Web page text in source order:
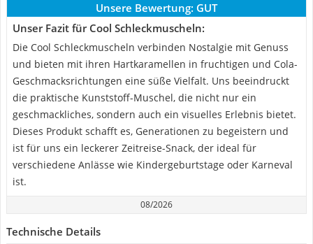
Unsere Bewertung: GUT
Unser Fazit für Cool Schleckmuscheln:
Die Cool Schleckmuscheln verbinden Nostalgie mit Genuss
und bieten mit ihren Hartkaramellen in fruchtigen und Cola-
Geschmacksrichtungen eine süße Vielfalt. Uns beeindruckt
die praktische Kunststoff-Muschel, die nicht nur ein
geschmackliches, sondern auch ein visuelles Erlebnis bietet.
Dieses Produkt schafft es, Generationen zu begeistern und
ist für uns ein leckerer Zeitreise-Snack, der ideal für
verschiedene Anlässe wie Kindergeburtstage oder Karneval
ist.
08/2026
Technische Details